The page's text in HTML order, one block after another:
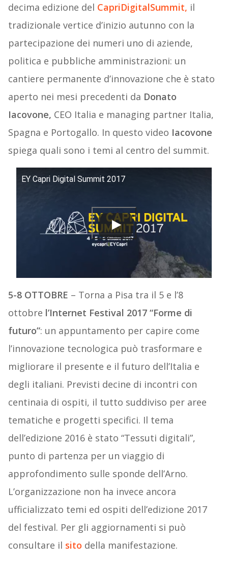
decima edizione del CapriDigitalSummit, il
tradizionale vertice d’inizio autunno con la
partecipazione dei numeri uno di aziende,
politica e pubbliche amministrazioni: un
cantiere permanente d’innovazione che è stato
aperto nei mesi precedenti da Donato
Iacovone, CEO Italia e managing partner Italia,
Spagna e Portogallo. In questo video Iacovone
spiega quali sono i temi al centro del summit.
EY Capri Digital Summit 2017
5-8 OTTOBRE – Torna a Pisa tra il 5 e l’8
ottobre l’Internet Festival 2017 “Forme di
futuro”: un appuntamento per capire come
l’innovazione tecnologica può trasformare e
migliorare il presente e il futuro dell’Italia e
degli italiani. Previsti decine di incontri con
centinaia di ospiti, il tutto suddiviso per aree
tematiche e progetti specifici. Il tema
dell’edizione 2016 è stato “Tessuti digitali”,
punto di partenza per un viaggio di
approfondimento sulle sponde dell’Arno.
L’organizzazione non ha invece ancora
ufficializzato temi ed ospiti dell’edizione 2017
del festival. Per gli aggiornamenti si può
consultare il sito della manifestazione.